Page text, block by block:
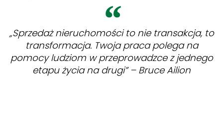
„Sprzedaż nieruchomości to nie transakcja, to
transformacja. Twoja praca polega na
pomocy ludziom w przeprowadzce z jednego
etapu życia na drugi” – Bruce Ailion